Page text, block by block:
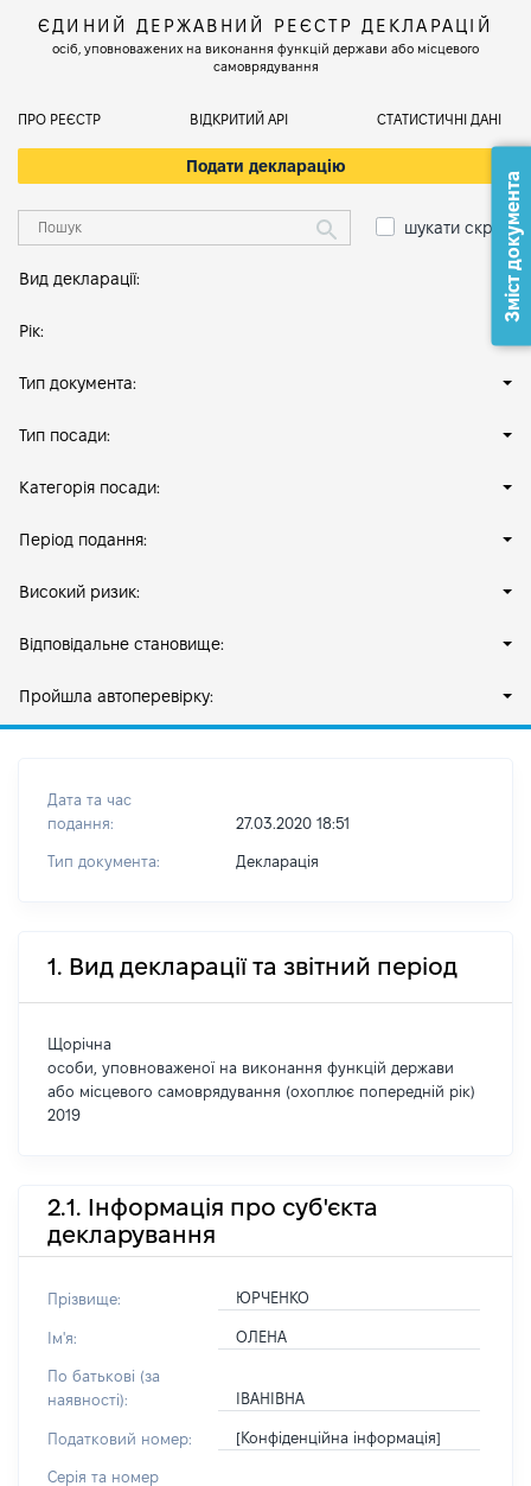
ЄДИНИЙ ДЕРЖАВНИЙ РЕЄСТР ДЕКЛАРАЦІЙ
осіб, уповноважених на виконання функцій держави або місцевого
самоврядування
ПРО РЕЄСТР ВІДКРИТИЙ АРІ СТАТИСТИЧНІ ДАНІ
Подати декларацію
шукати скрізь
Вид декларації:
Рік:
Тип документа:
Тип посади:
Категорія посади:
Період подання:
Високий ризик:
Відповідальне становище:
Пройшла автоперевірку:
Дата та час
подання:
27.03.2020 18:51
Тип документа: Декларація
1. Вид декларації та звітний період
Щорічна
особи, уповноваженої на виконання функцій держави
або місцевого самоврядування (охоплює попередній рік)
2019
2.1. Інформація про суб'єкта
декларування
Прізвище: ЮРЧЕНКО
Ім'я: ОЛЕНА
По батькові (за
наявності):
ІВАНІВНА
Податковий номер: [Конфіденційна інформація]
Серія та номер
Зміст документа